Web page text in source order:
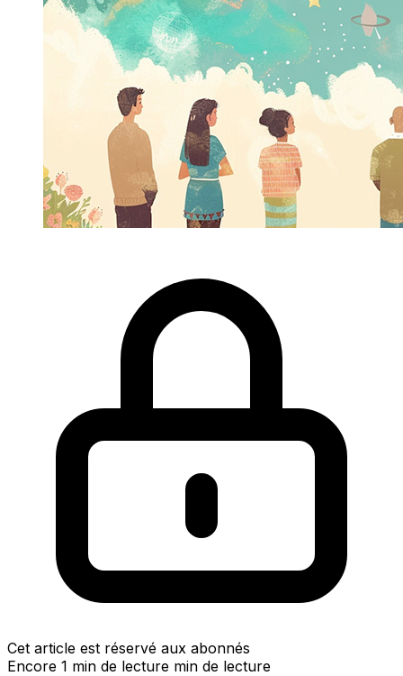
Cet article est réservé aux abonnés
Encore 1 min de lecture min de lecture